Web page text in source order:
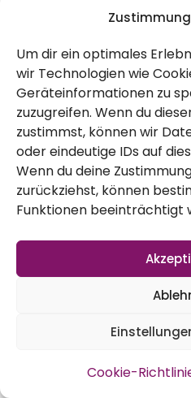
Um dir ein optimales
wir Technologien wie
Geräteinformationen zu
zuzugreifen. Wenn du
zustimmst, können wir
oder eindeutige IDs auf
Wenn du deine
zurückziehst, können
Funktionen beeinträchtigt
Cookie-
Du möchtest auch
auf
samenfestem
zuSteckzwiebeln
fündig. Schau
Der Frühling ist
dich an unseren
Egal, ob du selbst
wünschen dir viel